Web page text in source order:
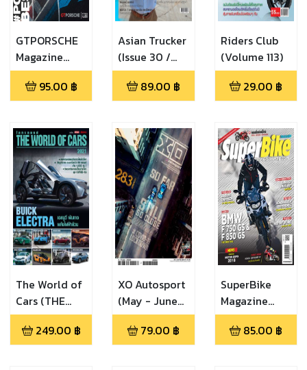
GTPORSCHE
Magazine
Thailand
(September-
October 2021)
95.00 ฿
Asian Trucker
(Issue 30 /
2021-Q1)
89.00 ฿
Riders Club
(Volume 113)
29.00 ฿
The World of
Cars (THE
WORLD OF
CARS 2021)
249.00 ฿
XO Autosport
(May - June
2020)
79.00 ฿
SuperBike
Magazine
(October
2018)85.00 ฿